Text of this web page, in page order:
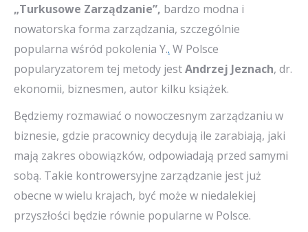
„Turkusowe Zarządzanie”, bardzo modna i
nowatorska forma zarządzania, szczególnie
popularna wśród pokolenia Y.. W Polsce
popularyzatorem tej metody jestAndrzej Jeznach, dr.
ekonomii, biznesmen, autor kilku książek.
Będziemy rozmawiać o nowoczesnym zarządzaniu w
biznesie, gdzie pracownicy decydują ile zarabiają, jaki
mają zakres obowiązków, odpowiadają przed samymi
sobą. Takie kontrowersyjne zarządzanie jest już
obecne w wielu krajach, być może w niedalekiej
przyszłości będzie równie popularne w Polsce.